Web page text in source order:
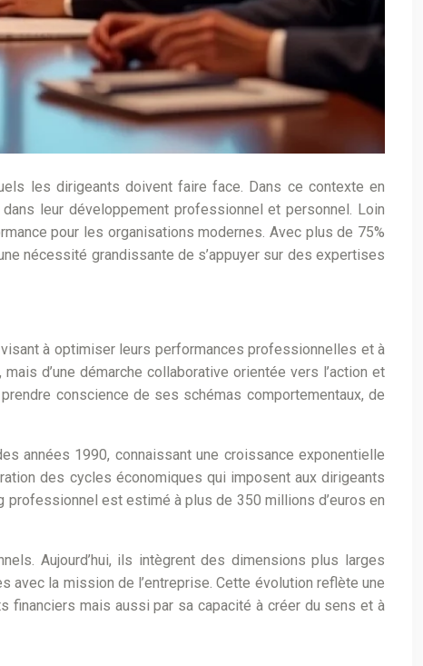
les dirigeants doivent faire face. Dans ce contexte en
leur développement professionnel et personnel. Loin
pour les organisations modernes. Avec plus de 75%
nécessité grandissante de s’appuyer sur des expertises
à optimiser leurs performances professionnelles et à
d’une démarche collaborative orientée vers l’action et
conscience de ses schémas comportementaux, de
années 1990, connaissant une croissance exponentielle
des cycles économiques qui imposent aux dirigeants
professionnel est estimé à plus de 350 millions d’euros en
Aujourd’hui, ils intègrent des dimensions plus larges
avec la mission de l’entreprise. Cette évolution reflète une
financiers mais aussi par sa capacité à créer du sens et à